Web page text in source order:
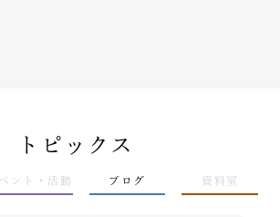
トピックス
ント・活動 ブログ 資料室